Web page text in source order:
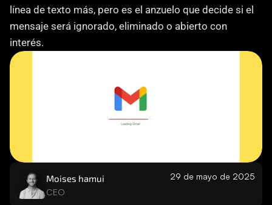
Join
RESOURCES
Blog
Careers
línea de texto más, pero es el anzuelo que decide si el
mensaje será ignorado, eliminado o abierto con
interés.
Moises hamui
CEO
29 de mayo de 2025